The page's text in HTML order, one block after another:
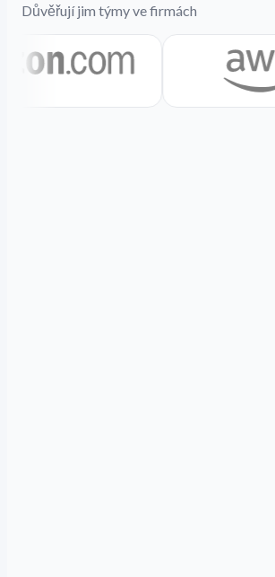
Důvěřují jim týmy ve firmách